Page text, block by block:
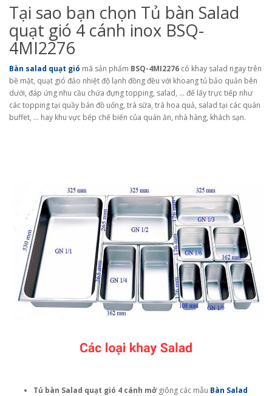
Tại sao bạn chọn Tủ bàn Salad
quạt gió 4 cánh inox BSQ-
4MI2276
Bàn salad quạt gió mã sản phẩm BSQ-4MI2276 có khay salad ngay trên
bề mặt, quạt gió đảo nhiệt độ lạnh đồng đều với khoang tủ bảo quản bên
dưới, đáp ứng nhu cầu chứa đựng topping, salad, … để lấy trực tiếp như
các topping tại quầy bán đồ uống, trà sữa, trà hoa quả, salad tại các quán
buffet, … hay khu vực bếp chế biến của quán ăn, nhà hàng, khách sạn.
Tủ bàn Salad quạt gió 4 cánh mởgiông các mẫu Bàn Salad